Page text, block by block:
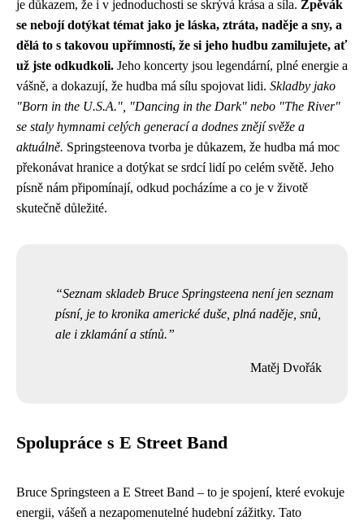
je důkazem, že i v jednoduchosti se skrývá krása a síla. Zpěvák
se nebojí dotýkat témat jako je láska, ztráta, naděje a sny, a
dělá to s takovou upřímností, že si jeho hudbu zamilujete, ať
už jste odkudkoli. Jeho koncerty jsou legendární, plné energie a
vášně, a dokazují, že hudba má sílu spojovat lidi. Skladby jako
"Born in the U.S.A.", "Dancing in the Dark" nebo "The River"
se staly hymnami celých generací a dodnes znějí svěže a
aktuálně. Springsteenova tvorba je důkazem, že hudba má moc
překonávat hranice a dotýkat se srdcí lidí po celém světě. Jeho
písně nám připomínají, odkud pocházíme a co je v životě
skutečně důležité.
Seznam skladeb Bruce Springsteena není jen seznam
písní, je to kronika americké duše, plná naděje, snů,
ale i zklamání a stínů.
Matěj Dvořák
Spolupráce s E Street Band
Bruce Springsteen a E Street Band – to je spojení, které evokuje
energii, vášeň a nezapomenutelné hudební zážitky. Tato